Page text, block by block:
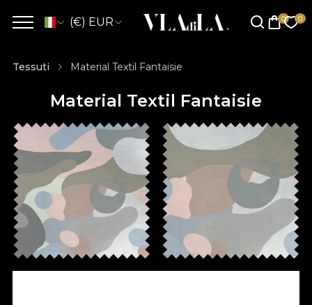
(€) EUR
Tessuti Material Textil Fantaisie
Material Textil Fantaisie